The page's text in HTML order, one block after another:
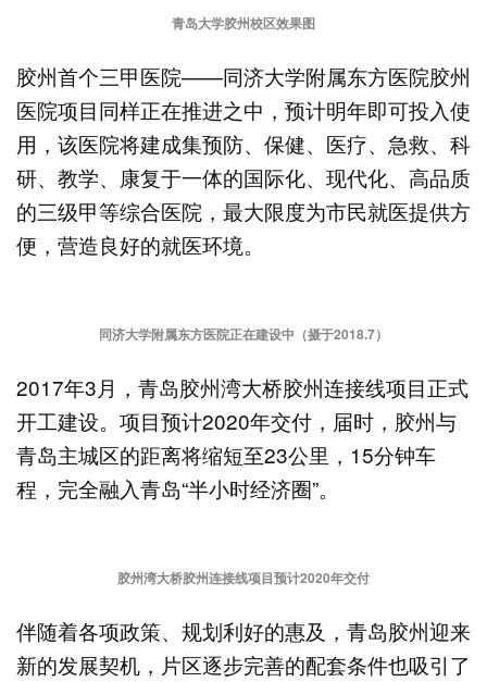
青岛大学胶州校区效果图
胶州首个三甲医院——同济大学附属东方医院胶州
医院项目同样正在推进之中，预计明年即可投入使
用，该医院将建成集预防、保健、医疗、急救、科
研、教学、康复于一体的国际化、现代化、高品质
的三级甲等综合医院，最大限度为市民就医提供方
便，营造良好的就医环境。
同济大学附属东方医院正在建设中（摄于2018.7）
2017年3月，青岛胶州湾大桥胶州连接线项目正式
开工建设。项目预计2020年交付，届时，胶州与
青岛主城区的距离将缩短至23公里，15分钟车
程，完全融入青岛“半小时经济圈”。
胶州湾大桥胶州连接线项目预计2020年交付
伴随着各项政策、规划利好的惠及，青岛胶州迎来
新的发展契机，片区逐步完善的配套条件也吸引了